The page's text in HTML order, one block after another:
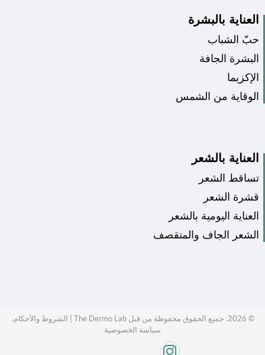
العناية بالبشرة
حبّ الشباب
البشرة الجافة
الإكزيما
الوقاية من الشمس
العناية بالشعر
تساقط الشعر
قشرة الشعر
العناية اليومية بالشعر
الشعر الجاف والمتقصف
©
2026. جميع الحقوق محفوظة من قبل The Dermo Lab |
الشروط والأحكام،
سياسة الخصوصية